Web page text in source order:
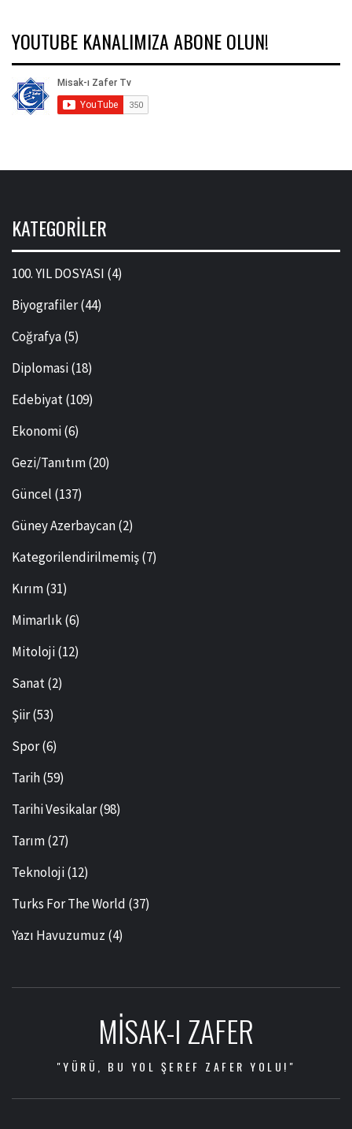
YOUTUBE KANALIMIZA ABONE OLUN!
KATEGORILER
100. YIL DOSYASI (4)
Biyografiler(44)
Coğrafya(5)
Diplomasi(18)
Edebiyat(109)
Ekonomi(6)
Gezi/Tanıtım(20)
Güncel (137)
Güney Azerbaycan(2)
Kategorilendirilmemiş(7)
Kırım(31)
Mimarlık(6)
Mitoloji(12)
Sanat(2)
Şiir(53)
Spor(6)
Tarih(59)
Tarihi Vesikalar(98)
Tarım(27)
Teknoloji(12)
Turks For The World (37)
Yazı Havuzumuz (4)
MISAK-I ZAFER
"YÜRÜ, BU YOL ŞEREF ZAFER YOLU!"